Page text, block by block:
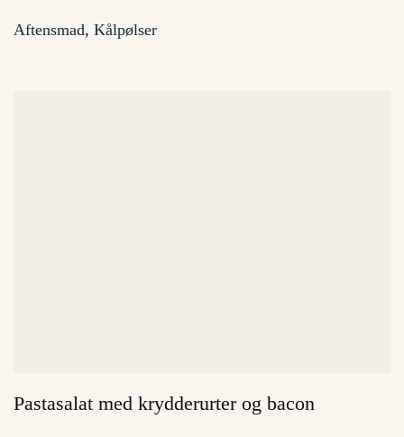
Aftensmad, Kålpølser
Pastasalat med krydderurter og bacon